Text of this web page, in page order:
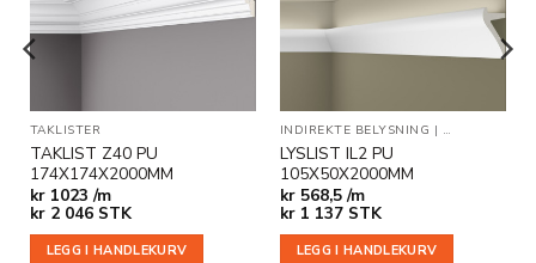
TAKLISTER
TAKLIST Z40 PU
174X174X2000MM
kr1023 /m
kr2 046 STK
LEGG I HANDLEKURV
INDIREKTE BELYSNING | TAKLISTER
LYSLIST IL2 PU
105X50X2000MM
kr568,5 /m
kr1 137 STK
LEGG I HANDLEKURV